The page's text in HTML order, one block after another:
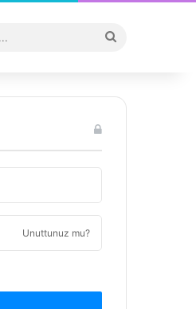
...
Unuttunuz mu?